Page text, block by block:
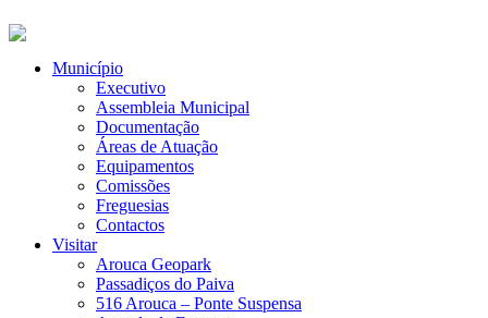
Município
Executivo
Assembleia Municipal
Documentação
Áreas de Atuação
Equipamentos
Comissões
Freguesias
Contactos
Visitar
Arouca Geopark
Passadiços do Paiva
516 Arouca – Ponte Suspensa